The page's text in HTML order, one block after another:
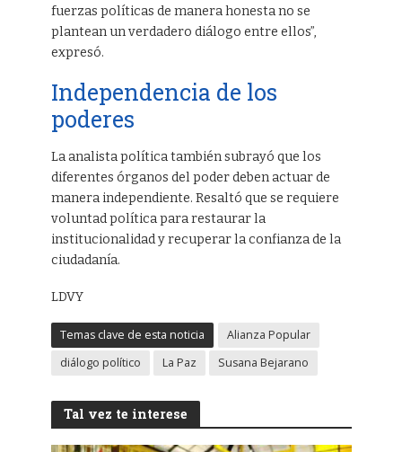
fuerzas políticas de manera honesta no se
plantean un verdadero diálogo entre ellos”,
expresó.
Independencia de los
poderes
La analista política también subrayó que los
diferentes órganos del poder deben actuar de
manera independiente. Resaltó que se requiere
voluntad política para restaurar la
institucionalidad y recuperar la confianza de la
ciudadanía.
LDVY
Temas clave de esta noticia
Alianza Popular
diálogo político
La Paz Susana Bejarano
Tal vez te interese